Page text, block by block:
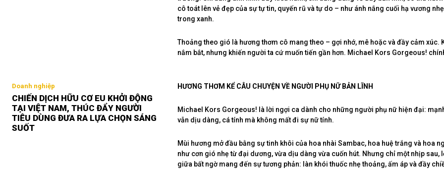
Doanh nghiệp
CHIẾN DỊCH HỮU CƠ EU KHỞI ĐỘNG
TẠI VIỆT NAM, THÚC ĐẨY NGƯỜI
TIÊU DÙNG ĐƯA RA LỰA CHỌN SÁNG
SUỐT
cô toát lên vẻ đẹp của sự tự tin, quyến rũ và tự do – như ánh nắng cuối hạ vương
trong xanh.
Thoảng theo gió là hương thơm cô mang theo – gợi nhớ, mê hoặc và đầy cảm xúc.
nắm bắt, nhưng khiến người ta cứ muốn tiến gần hơn. Michael Kors Gorgeous!
HƯƠNG THƠM KỂ CÂU CHUYỆN VỀ NGƯỜI PHỤ NỮ BẢN LĨNH
Michael Kors Gorgeous! là lời ngợi ca dành cho những người phụ nữ hiện đại:
vẫn dịu dàng, cá tính mà không mất đi sự nữ tính.
Mùi hương mở đầu bằng sự tinh khôi của hoa nhài Sambac, hoa huệ trắng và hoa
như cơn gió nhẹ từ đại dương, vừa dịu dàng vừa cuốn hút. Nhưng chỉ một nhịp sau,
giữa bất ngờ mang đến sự tương phản: làn khói thuốc nhẹ thoảng, ấm áp và đầy